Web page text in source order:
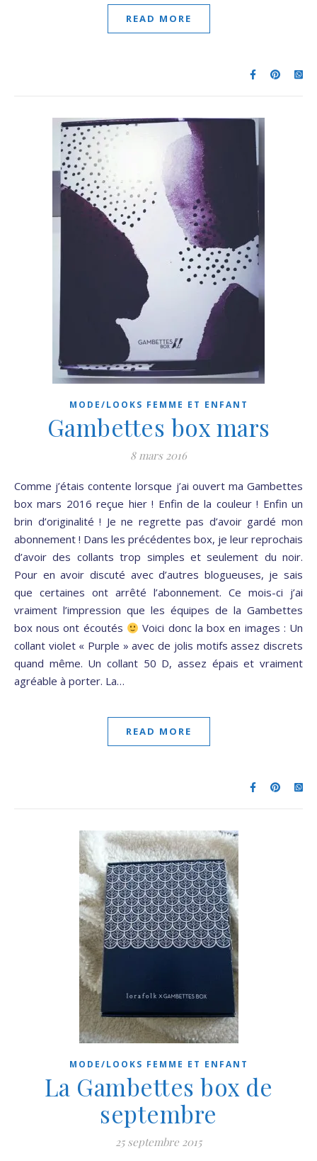
READ MORE
MODE/LOOKS FEMME ET ENFANT
Gambettes box mars
8 mars 2016
Comme j’étais contente lorsque j’ai ouvert ma Gambettes
box mars 2016 reçue hier ! Enfin de la couleur ! Enfin un
brin d’originalité ! Je ne regrette pas d’avoir gardé mon
abonnement ! Dans les précédentes box, je leur reprochais
d’avoir des collants trop simples et seulement du noir.
Pour en avoir discuté avec d’autres blogueuses, je sais
que certaines ont arrêté l’abonnement. Ce mois-ci j’ai
vraiment l’impression que les équipes de la Gambettes
box nous ont écoutés
Voici donc la box en images : Un
collant violet « Purple » avec de jolis motifs assez discrets
quand même. Un collant 50 D, assez épais et vraiment
agréable à porter. La…
READ MORE
MODE/LOOKS FEMME ET ENFANT
La Gambettes box de
septembre
25 septembre 2015